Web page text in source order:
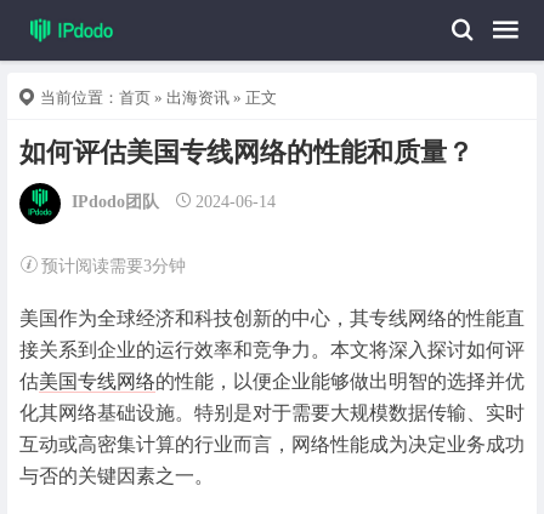
当前位置： 首页 » 出海资讯 » 正文
如何评估美国专线网络的性能和质量？
IPdodo团队 2024-06-14
预计阅读需要3分钟
美国作为全球经济和科技创新的中心，其专线网络的性能直
接关系到企业的运行效率和竞争力。本文将深入探讨如何评
估美国专线网络的性能，以便企业能够做出明智的选择并优
化其网络基础设施。特别是对于需要大规模数据传输、实时
互动或高密集计算的行业而言，网络性能成为决定业务成功
与否的关键因素之一。